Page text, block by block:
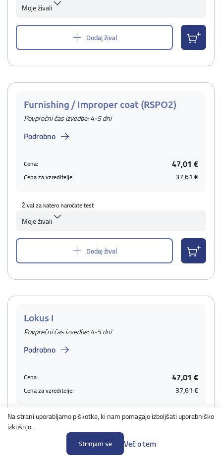
Na strani uporabljamo piškotke, ki nam pomagajo izboljšati uporabniško
izkušnjo.
Strinjam se
Več o tem
Moje živali
Dodaj žival
Furnishing / Improper coat (RSPO2)
Povprečni čas izvedbe: 4-5 dni
Podrobno
Cena: 47,01 €
Cena za vzreditelje: 37,61 €
Žival za katero naročate test
Moje živali
Dodaj žival
Lokus I
Povprečni čas izvedbe: 4-5 dni
Podrobno
Cena: 47,01 €
Cena za vzreditelje: 37,61 €
Žival za katero naročate test
Moje živali